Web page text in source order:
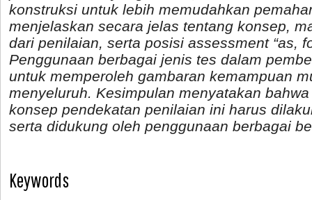
konstruksi untuk lebih memudahkan
menjelaskan secara jelas tentang konsep,
dari penilaian, serta posisi assessment “as,
Penggunaan berbagai jenis tes dalam
untuk memperoleh gambaran kemampuan
menyeluruh. Kesimpulan menyatakan
konsep pendekatan penilaian ini harus
serta didukung oleh penggunaan berbagai
Keywords